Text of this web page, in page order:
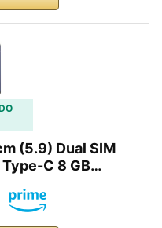
(5.9) Dual SIM
Type-C 8 GB…